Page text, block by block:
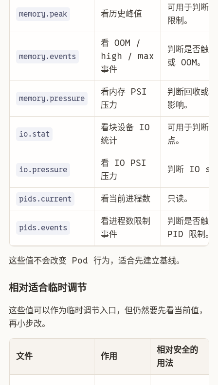
memory.peak 看历史峰值
可用于判断
限制。
memory.events
看 OOM /
high / max
事件
判断是否触
或 OOM。
memory.pressure
看内存 PSI
压力
判断回收或
影响。
io.stat
看块设备 IO
统计
可用于判断
点。
io.pressure
看 IO PSI
压力
判断 IO
pids.current 看当前进程数 只读。
pids.events
看进程数限制
事件
判断是否触
PID 限制。
这些值不会改变 Pod 行为，适合先建立基线。
相对适合临时调节
这些值可以作为临时调节入口，但仍然要先看当前值，
再小步改。
文件 作用
相对安全的
用法